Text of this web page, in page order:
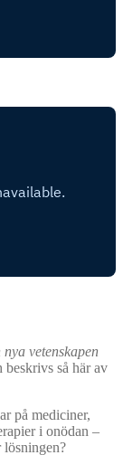
vetenskapen
beskrivs så här av
på mediciner,
i onödan –
lösningen?